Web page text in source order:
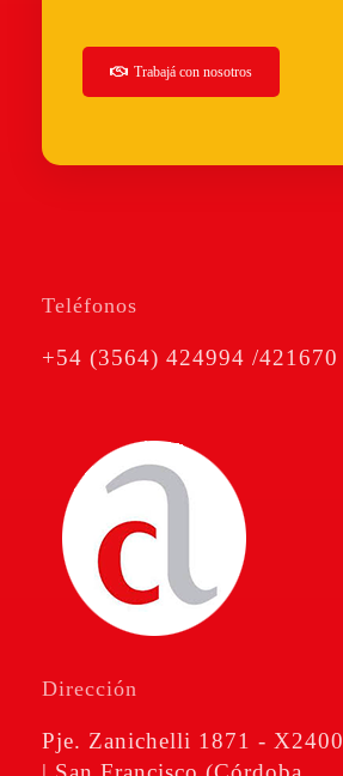
Trabajácon nosotros
Teléfonos
+54 (3564) 424994 /
Dirección
Pje. Zanichelli 1871 -